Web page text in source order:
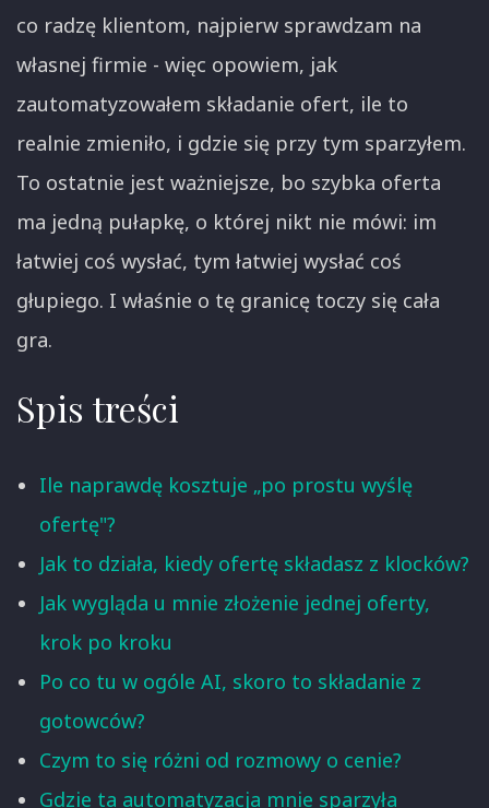
co radzę klientom, najpierw sprawdzam na
własnej firmie - więc opowiem, jak
zautomatyzowałem składanie ofert, ile to
realnie zmieniło, i gdzie się przy tym sparzyłem.
To ostatnie jest ważniejsze, bo szybka oferta
ma jedną pułapkę, o której nikt nie mówi: im
łatwiej coś wysłać, tym łatwiej wysłać coś
głupiego. I właśnie o tę granicę toczy się cała
gra.
Spis treści
Ile naprawdę kosztuje „po prostu wyślę
ofertę"?
Jak to działa, kiedy ofertę składasz z klocków?
Jak wygląda u mnie złożenie jednej oferty,
krok po kroku
Po co tu w ogóle AI, skoro to składanie z
gotowców?
Czym to się różni od rozmowy o cenie?
Gdzie ta automatyzacja mnie sparzyła